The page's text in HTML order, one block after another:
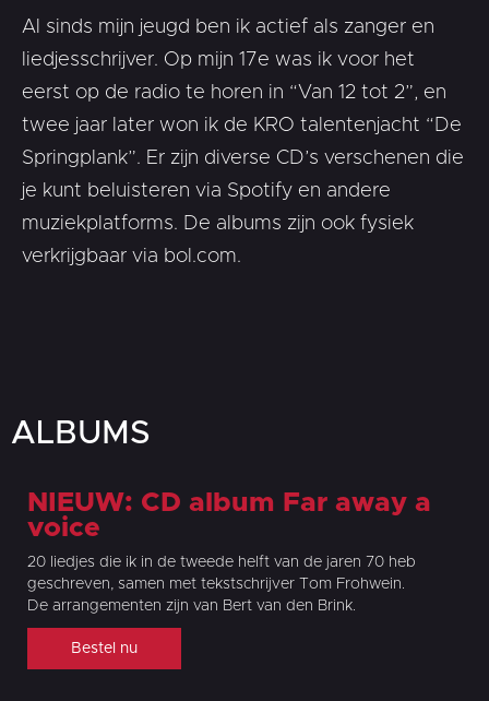
Al sinds mijn jeugd ben ik actief als zanger en
liedjesschrijver. Op mijn 17e was ik voor het
eerst op de radio te horen in “Van 12 tot 2”, en
twee jaar later won ik de KRO talentenjacht “De
Springplank”. Er zijn diverse CD’s verschenen die
je kunt beluisteren via Spotify en andere
muziekplatforms. De albums zijn ook fysiek
verkrijgbaar via bol.com.
ALBUMS
NIEUW: CD album Far away a
voice
20 liedjes die ik in de tweede helft van de jaren 70 heb
geschreven, samen met tekstschrijver Tom Frohwein.
De arrangementen zijn van Bert van den Brink.
Bestel nu